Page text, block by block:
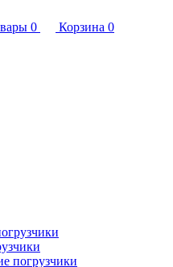
0 Корзина 0
погрузчики